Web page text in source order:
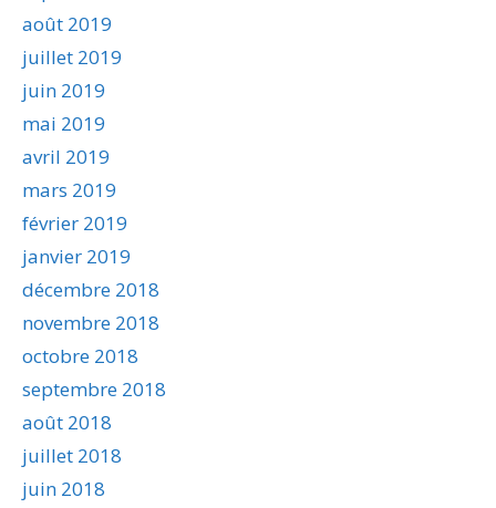
août 2019
juillet 2019
juin 2019
mai 2019
avril 2019
mars 2019
février 2019
janvier 2019
décembre 2018
novembre 2018
octobre 2018
septembre 2018
août 2018
juillet 2018
juin 2018